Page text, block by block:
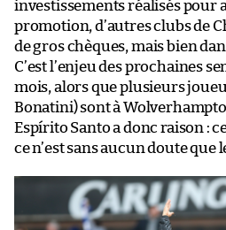
investissements réalisés pour
promotion, d’autres clubs de
de gros chèques, mais bien
C’est l’enjeu des prochaines
mois, alors que plusieurs
Bonatini) sont à
Espírito Santo a donc raison :
ce n’est sans aucun doute que